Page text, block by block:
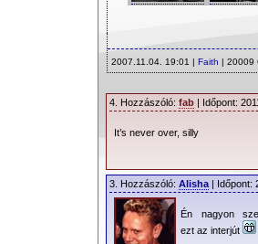
2007.11.04. 19:01 | Faith | 20009
4. Hozzászóló: fab | Időpont:
It’s never over, silly
3. Hozzászóló: Alisha | Időpont:
Én nagyon
ezt az interjút